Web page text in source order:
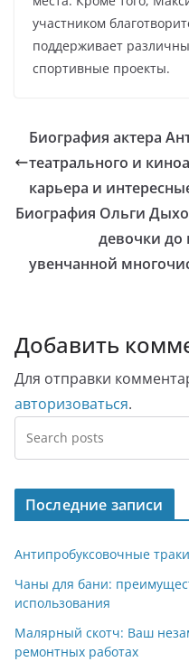
участником
поддерживает
спортивные проекты.
Биография актера
театрального и
карьера и
Биография Ольги
девочки до
увенчанной
Добавить
Для отправки
авторизоваться.
Последние записи
Антипробуксовочные
Чаны для бани:
использования
Малярный скотч: Ваш
ремонтных работах